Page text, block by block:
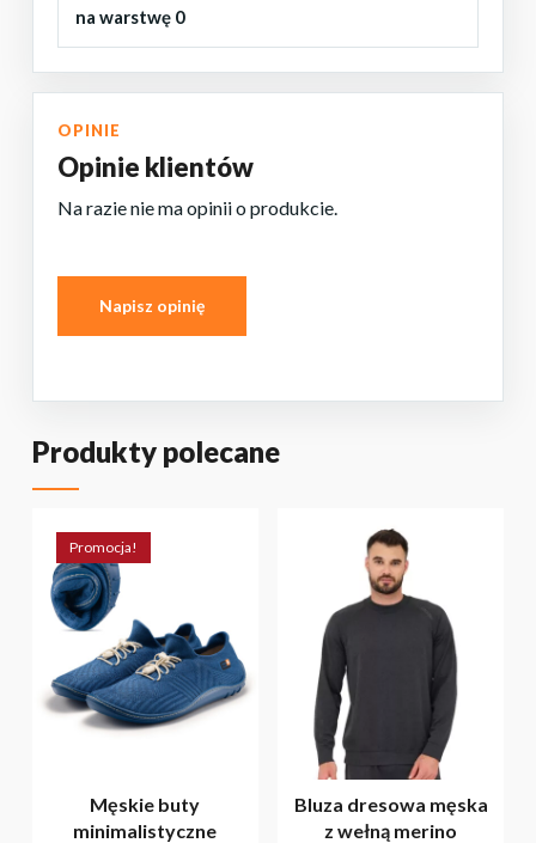
BRAK PRODUKTÓW W KOSZYKU.
PRZEJDŹ DO SKLEPU
na warstwę 0
OPINIE
Opinie klientów
Na razie nie ma opinii o produkcie.
Napisz opinię
Produkty polecane
Promocja!
Męskie buty
minimalistyczne
Bluza dresowa męska
z wełną merino